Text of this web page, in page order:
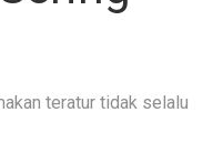
teratur tidak selalu